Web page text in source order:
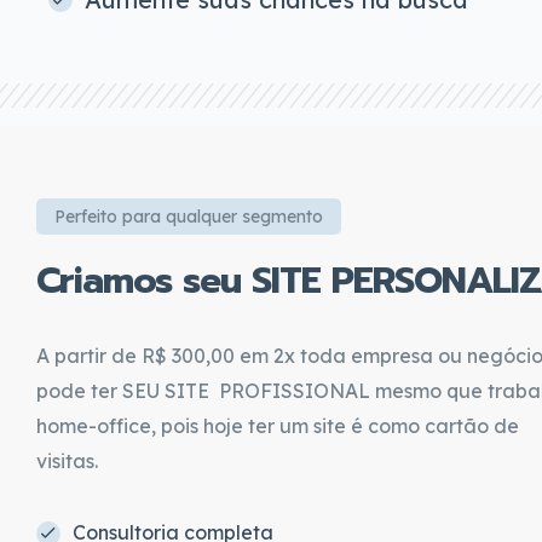
Perfeito para qualquer segmento
Criamos seu SITE
A partir de R$ 300,00 em 2x toda empresa ou negócio
pode ter SEU SITE PROFISSIONAL mesmo que
home-office, pois hoje ter um site é como cartão de
visitas.
Consultoria completa